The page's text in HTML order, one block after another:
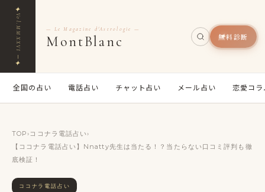
✦
Vol.MMXXVI ─
✦
— Le Magazine d'Astrologie —
MontBlanc 無料診断
全国の占い 電話占い チャット占い メール占い 恋愛コラ
TOP›ココナラ電話占い›
【ココナラ電話占い】Nnatty先生は当たる！？当たらない口コミ評判も徹
底検証！
ココナラ電話占い